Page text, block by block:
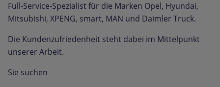
Full-Service-Spezialist für die Marken Opel, Hyundai,
Mitsubishi, XPENG, smart, MAN und Daimler Truck.
Die Kundenzufriedenheit steht dabei im Mittelpunkt
unserer Arbeit.
Sie suchen